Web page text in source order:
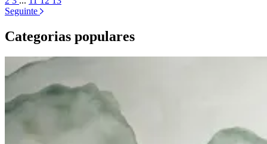
Seguinte
Categorias populares